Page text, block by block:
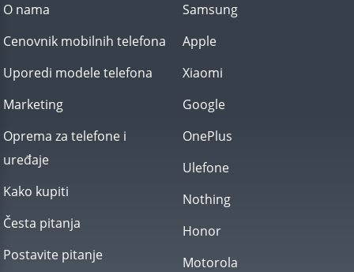
O nama
Cenovnik mobilnih telefona
Uporedi modele telefona
Marketing
Oprema za telefone i
uređaje
Kako kupiti
Česta pitanja
Postavite pitanje
Samsung
Apple
Xiaomi
Google
OnePlus
Ulefone
Nothing
Honor
Motorola